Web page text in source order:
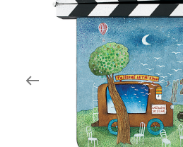
O projektu
Aktuální výstavy
Aukce filmových klapek
Aktuality
Zlín Film Festival